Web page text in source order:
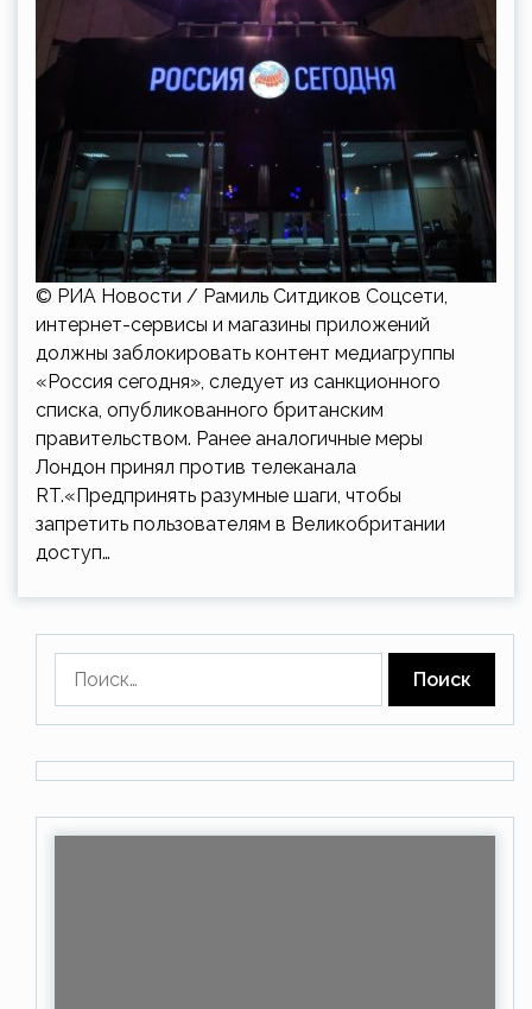
© РИА Новости / Рамиль Ситдиков Соцсети,
интернет-сервисы и магазины приложений
должны заблокировать контент медиагруппы
«Россия сегодня», следует из санкционного
списка, опубликованного британским
правительством. Ранее аналогичные меры
Лондон принял против телеканала
RT.«Предпринять разумные шаги, чтобы
запретить пользователям в Великобритании
доступ…